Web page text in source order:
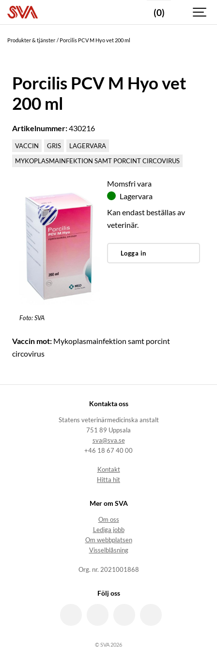
(0)
Produkter & tjänster Porcilis PCV M Hyo vet 200 ml
Porcilis PCV M Hyo vet
200 ml
Artikelnummer:430216
VACCIN GRIS
LAGERVARA
MYKOPLASMAINFEKTION SAMT PORCINT CIRCOVIRUS
Foto: SVA
Momsfri vara
Lagervara
Kan endast beställas av
veterinär.
Logga in
Vaccin mot: Mykoplasmainfektion samt porcint
circovirus
Kontakta oss
Statens veterinärmedicinska anstalt
751 89 Uppsala
sva@sva.se
+46 18 67 40 00
Kontakt
Hitta hit
Mer om SVA
Om oss
Lediga jobb
Om webbplatsen
Visselblåsning
Org. nr. 2021001868
Följ oss
© SVA 2026